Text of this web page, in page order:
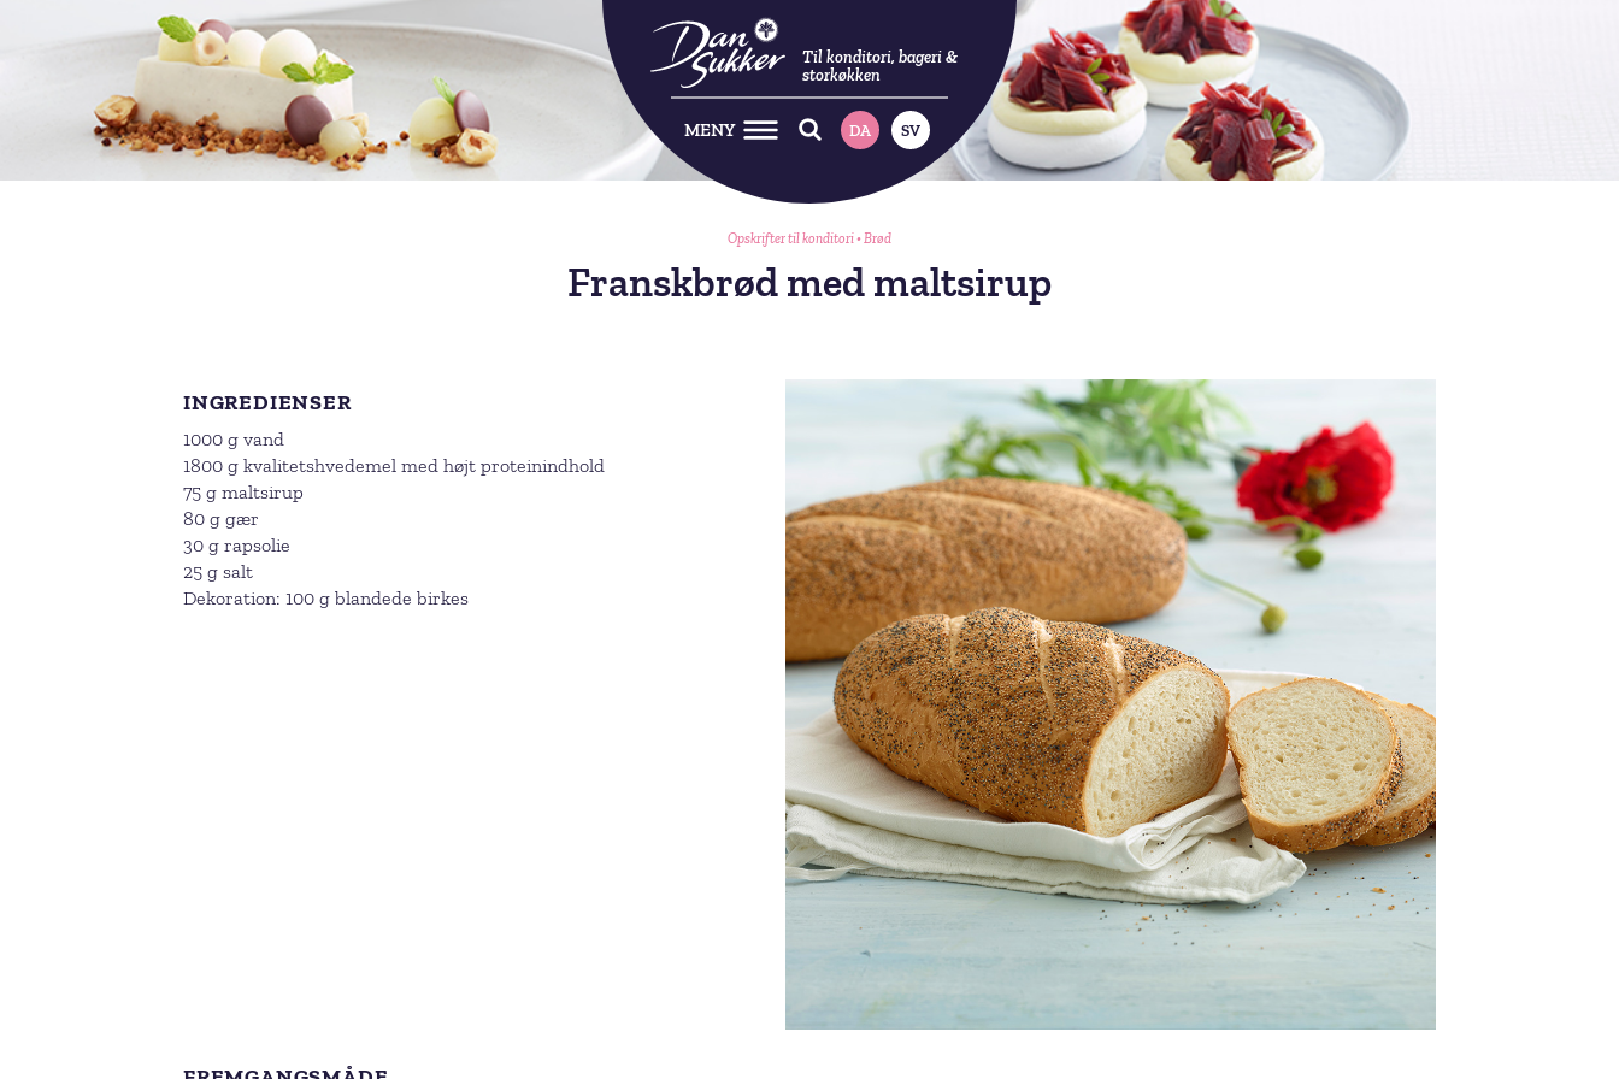
Til konditori, bageri &
storkøkken
MENY DA SV
Opskrifter til konditori•Brød
Franskbrød med maltsirup
INGREDIENSER
1000 g vand
1800 g kvalitetshvedemel med højt proteinindhold
75 g maltsirup
80 g gær
30 g rapsolie
25 g salt
Dekoration: 100 g blandede birkes